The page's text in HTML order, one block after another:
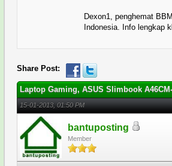
Dexon1, penghemat
Indonesia. Info lengkap
Share Post:
Laptop Gaming, ASUS Slimbook
15-01-2013, 01:50 PM
bantuposting
Member